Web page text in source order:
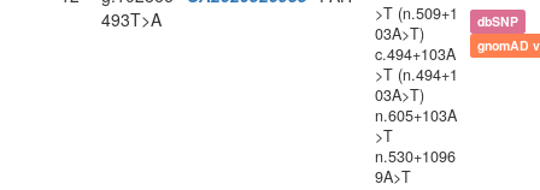
493T>A
>T (n.509+1
03A>T)
c.494+103A
>T (n.494+1
03A>T)
n.605+103A
>T
n.530+1096
9A>T
dbSNP
gnomAD